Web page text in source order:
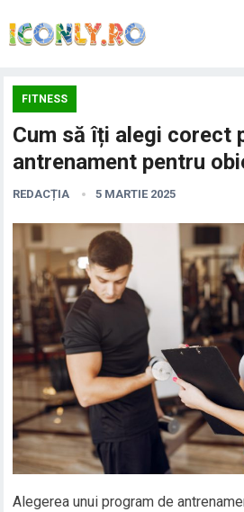
FITNESS
Cum să îți alegi corect
antrenament pentru
REDACȚIA 5 MARTIE 2025
Alegerea unui program de